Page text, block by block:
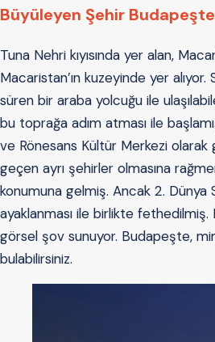
Büyüleyen Şehir Budapeşte
Tuna Nehri kıyısında yer alan,
Macaristan’ın kuzeyinde yer alıyor.
süren bir araba yolcuğu ile
bu toprağa adım atması ile
ve Rönesans Kültür Merkezi
geçen ayrı şehirler olmasına
konumuna gelmiş. Ancak 2. Dünya
ayaklanması ile birlikte fethedilmiş.
görsel şov sunuyor. Budapeşte,
bulabilirsiniz.